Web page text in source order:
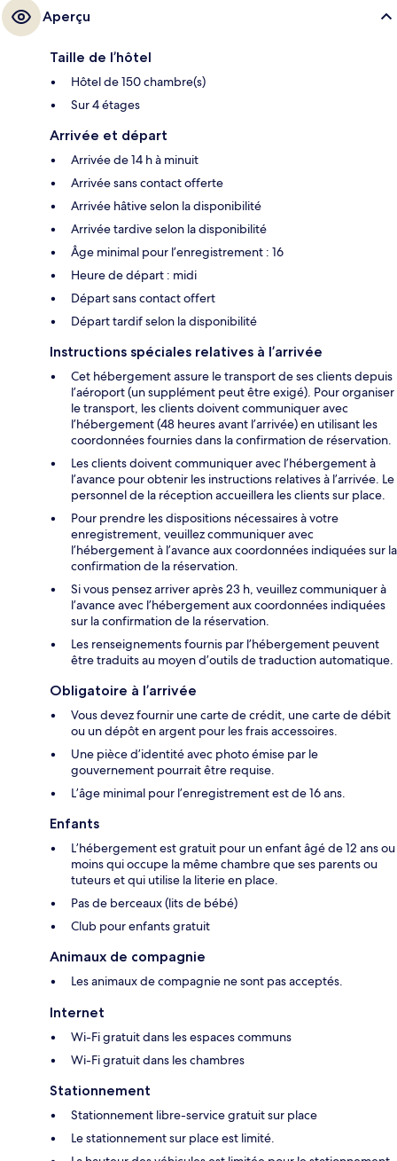
Aperçu
Taille de l’hôtel
Hôtel de 150 chambre(s)
Sur 4 étages
Arrivée et départ
Arrivée de 14 h à minuit
Arrivée sans contact offerte
Arrivée hâtive selon la disponibilité
Arrivée tardive selon la disponibilité
Âge minimal pour l’enregistrement : 16
Heure de départ : midi
Départ sans contact offert
Départ tardif selon la disponibilité
Instructions spéciales relatives à l’arrivée
Cet hébergement assure le transport de ses clients depuis
l’aéroport (un supplément peut être exigé). Pour organiser
le transport, les clients doivent communiquer avec
l’hébergement (48 heures avant l’arrivée) en utilisant les
coordonnées fournies dans la confirmation de réservation.
Les clients doivent communiquer avec l’hébergement à
l’avance pour obtenir les instructions relatives à l’arrivée. Le
personnel de la réception accueillera les clients sur place.
Pour prendre les dispositions nécessaires à votre
enregistrement, veuillez communiquer avec
l’hébergement à l’avance aux coordonnées indiquées sur la
confirmation de la réservation.
Si vous pensez arriver après 23 h, veuillez communiquer à
l’avance avec l’hébergement aux coordonnées indiquées
sur la confirmation de la réservation.
Les renseignements fournis par l’hébergement peuvent
être traduits au moyen d’outils de traduction automatique.
Obligatoire à l’arrivée
Vous devez fournir une carte de crédit, une carte de débit
ou un dépôt en argent pour les frais accessoires.
Une pièce d’identité avec photo émise par le
gouvernement pourrait être requise.
L’âge minimal pour l’enregistrement est de 16 ans.
Enfants
L’hébergement est gratuit pour un enfant âgé de 12 ans ou
moins qui occupe la même chambre que ses parents ou
tuteurs et qui utilise la literie en place.
Pas de berceaux (lits de bébé)
Club pour enfants gratuit
Animaux de compagnie
Les animaux de compagnie ne sont pas acceptés.
Internet
Wi-Fi gratuit dans les espaces communs
Wi-Fi gratuit dans les chambres
Stationnement
Stationnement libre-service gratuit sur place
Le stationnement sur place est limité.